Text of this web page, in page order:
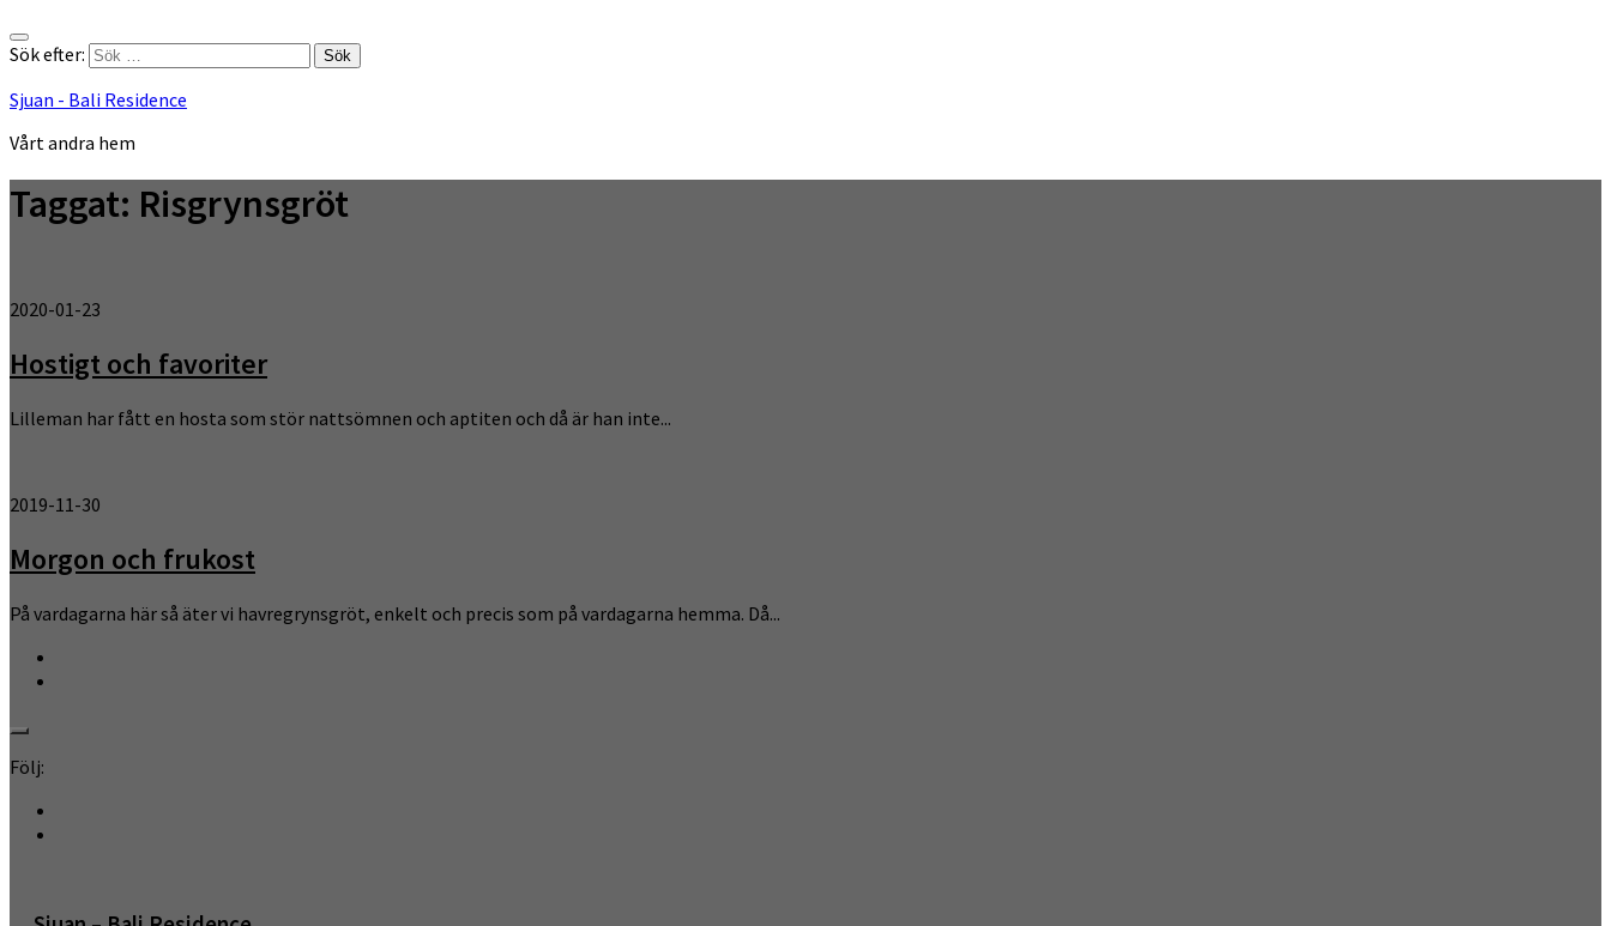
Sök efter:
Sjuan - Bali Residence
Vårt andra hem
Taggat: Risgrynsgröt
2020-01-23
Hostigt och favoriter
Lilleman har fått en hosta som stör nattsömnen och aptiten och då är han inte...
2019-11-30
Morgon och frukost
På vardagarna här så äter vi havregrynsgröt, enkelt och precis som på vardagarna hemma. Då...
Följ: